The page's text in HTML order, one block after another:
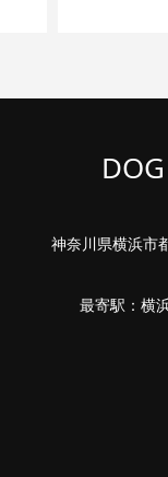
神奈川県横浜市
最寄駅：横